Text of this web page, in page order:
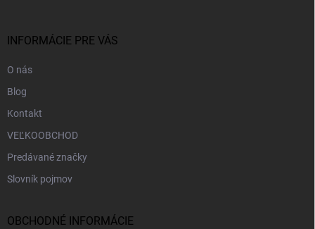
INFORMÁCIE PRE VÁS
O nás
Blog
Kontakt
VEĽKOOBCHOD
Predávané značky
Slovník pojmov
OBCHODNÉ INFORMÁCIE